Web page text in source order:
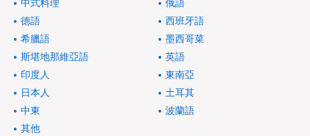
中式料理
俄語
德語
西班牙語
希臘語
墨西哥菜
斯堪地那維亞語
英語
印度人
東南亞
日本人
土耳其
中東
波蘭語
其他